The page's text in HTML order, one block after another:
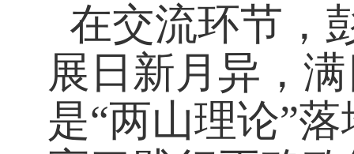
在交流环节，
展日新月异，
是“两山理论”